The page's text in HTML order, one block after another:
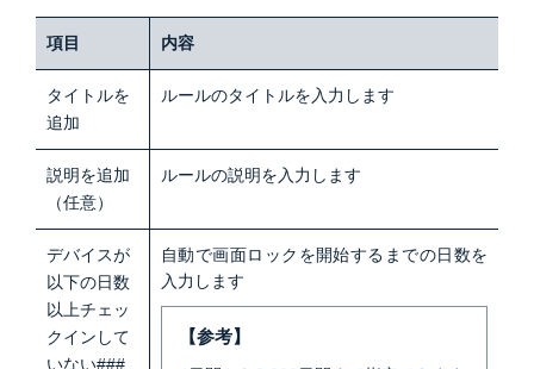
項目 内容
タイトルを
追加
ルールのタイトルを入力します
説明を追加
（任意）
ルールの説明を入力します
デバイスが
以下の日数
以上チェッ
クインして
いない###
自動で画面ロックを開始するまでの日数を
入力します
【参考】